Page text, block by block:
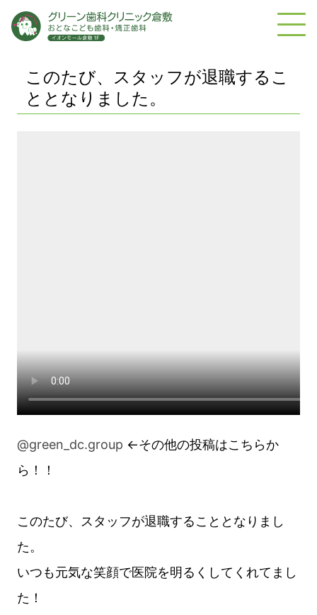
このたび、スタッフが退職するこ
ととなりました。
@green_dc.group ←その他の投稿はこちらか
ら！！
このたび、スタッフが退職することとなりまし
た。
いつも元気な笑顔で医院を明るくしてくれてまし
た！